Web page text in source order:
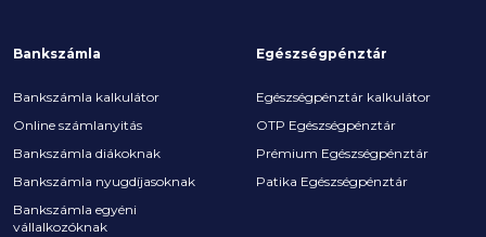
Bankszámla
Bankszámla kalkulátor
Online számlanyitás
Bankszámla diákoknak
Bankszámla nyugdíjasoknak
Bankszámla egyéni
vállalkozóknak
Egészségpénztár
Egészségpénztár kalkulátor
OTP Egészségpénztár
Prémium Egészségpénztár
Patika Egészségpénztár